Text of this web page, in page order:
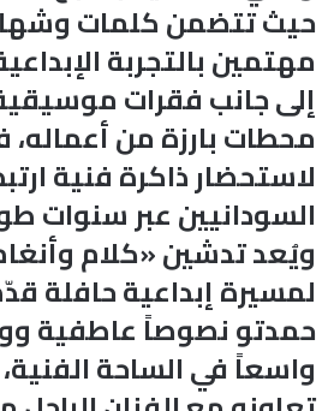
حيث تتضمن كلمات
مهتمين بالتجربة
إلى جانب فقرات
محطات بارزة من
لاستحضار ذاكرة فنية
السودانيين عبر سنوات
ويُعد تدشين «كلام
لمسيرة إبداعية حافلة
حمدتو نصوصاً عاطفية
واسعاً في الساحة